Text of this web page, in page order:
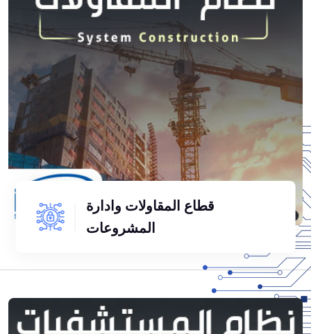
قطاع المقاولات وادارة
المشروعات